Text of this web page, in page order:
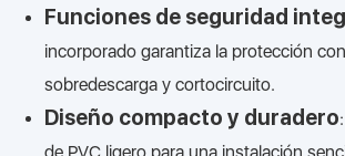
Funciones de seguridad
incorporado garantiza la protección
sobredescarga y cortocircuito.
Diseño compacto y duradero